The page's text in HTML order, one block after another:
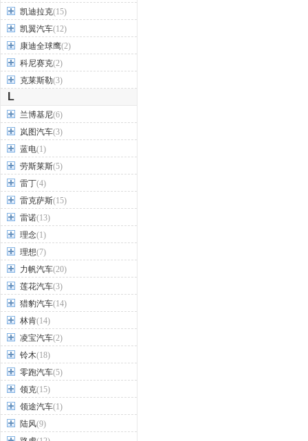
凯迪拉克(15)
凯翼汽车(12)
康迪全球鹰(2)
科尼赛克(2)
克莱斯勒(3)
L
兰博基尼(6)
岚图汽车(3)
蓝电(1)
劳斯莱斯(5)
雷丁(4)
雷克萨斯(15)
雷诺(13)
理念(1)
理想(7)
力帆汽车(20)
莲花汽车(3)
猎豹汽车(14)
林肯(14)
凌宝汽车(2)
铃木(18)
零跑汽车(5)
领克(15)
领途汽车(1)
陆风(9)